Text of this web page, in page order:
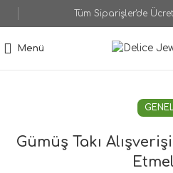
Tüm Siparişler'de
Menü
Gümüş Takı